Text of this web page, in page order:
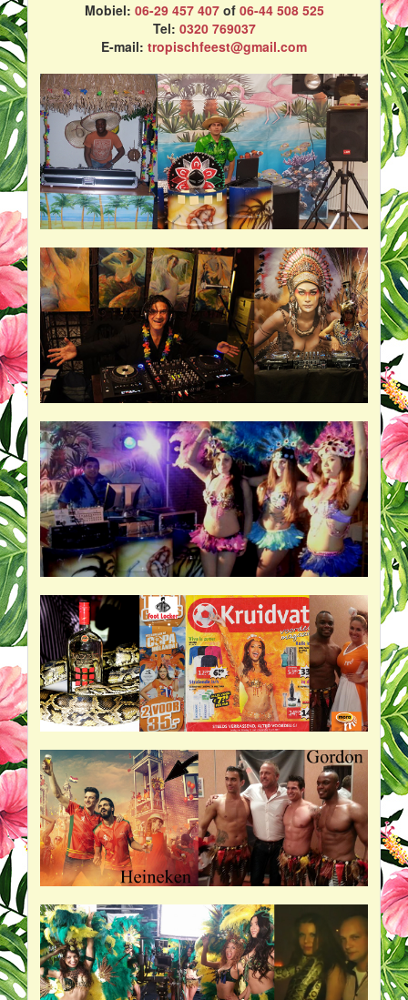
Mobiel: 06-29 457 407of 06-44 508 525
Tel: 0320 769037
E-mail: tropischfeest@gmail.com